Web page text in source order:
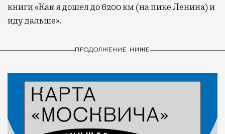
книги «Как я дошел до 6200 км (на пике Ленина) и
иду дальше».
ПРОДОЛЖЕНИЕ НИЖЕ